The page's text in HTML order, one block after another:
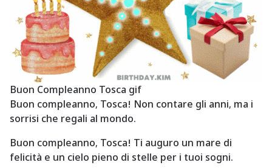
Buon Compleanno Tosca gif
Buon compleanno, Tosca! Non contare gli anni, ma i
sorrisi che regali al mondo.
Buon compleanno, Tosca! Ti auguro un mare di
felicità e un cielo pieno di stelle per i tuoi sogni.